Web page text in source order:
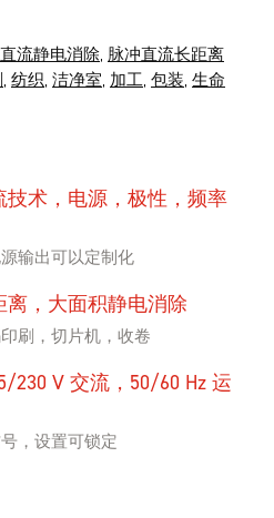
流静电消除, 脉冲直流长距离
, 纺织, 洁净室, 加工, 包装, 生命
技术，电源，极性，频率
输出可以定制化
，大面积静电消除
刷，切片机，收卷
230 V 交流，50/60 Hz 运
，设置可锁定